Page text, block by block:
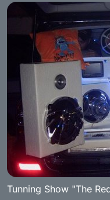
Tunning Show "The